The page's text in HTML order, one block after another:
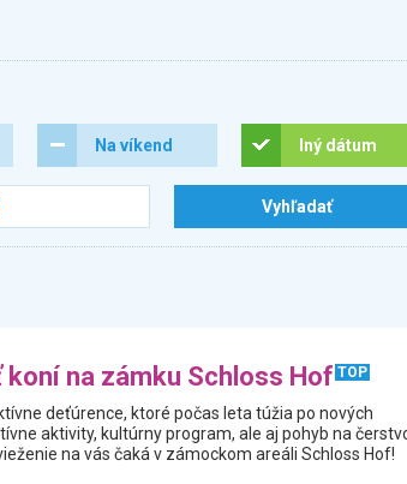
Na víkend Iný dátum
na zámku Schloss Hof TOP
deťúrence, ktoré počas leta túžia po nových
aktivity, kultúrny program, ale aj pohyb na
na vás čaká v zámockom areáli Schloss Hof!